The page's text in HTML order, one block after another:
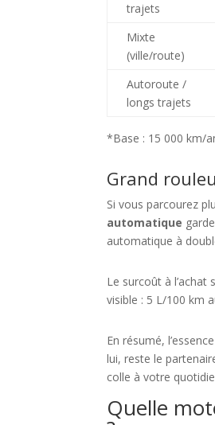
trajets
Mixte
(ville/route)
Autoroute /
longs trajets
*Base : 15 000 km/
Grand
Si vous parcourez
automatique
automatique à
Le surcoût à
visible : 5 L/100 km
En résumé,
lui, reste le
colle à votre
Quelle